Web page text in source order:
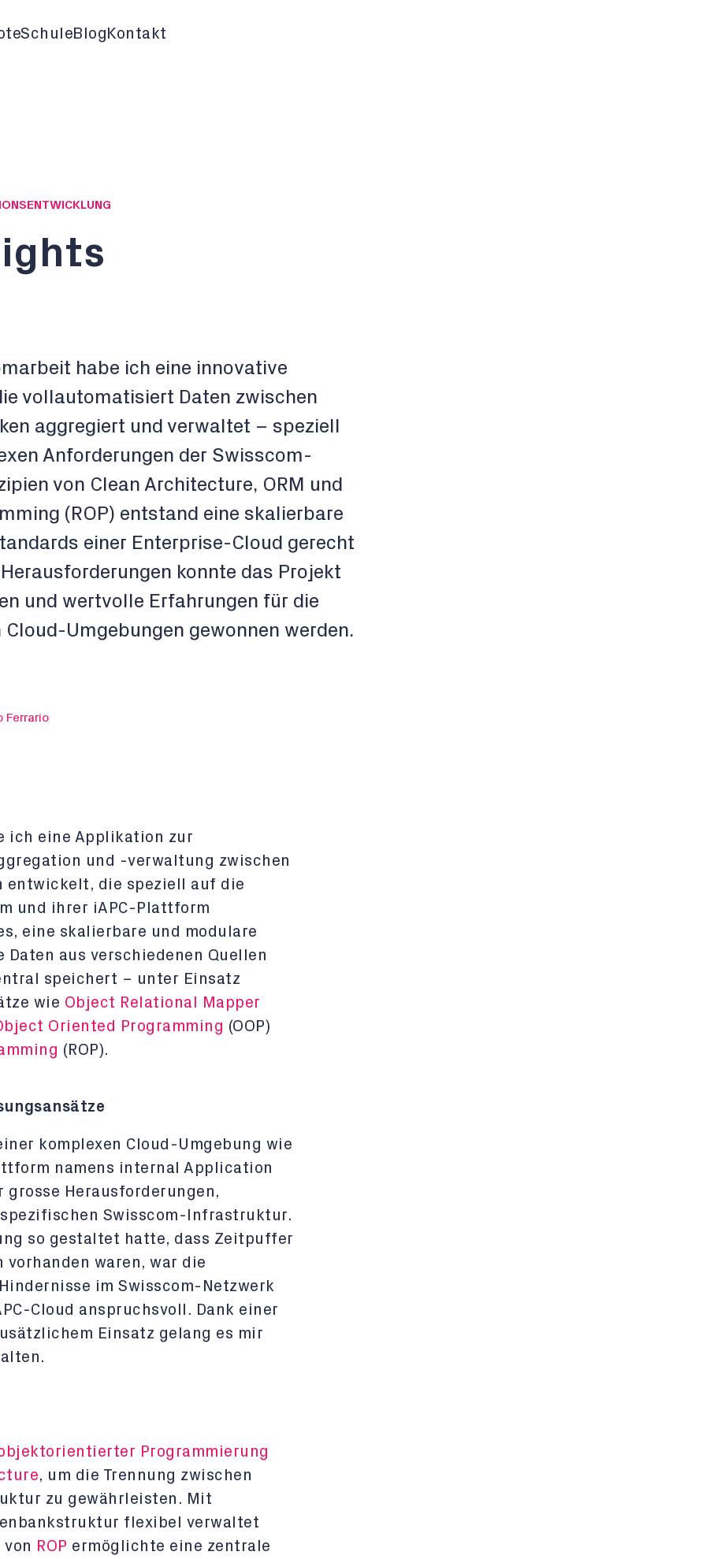
Schule Blog Kontakt
habe ich eine innovative
vollautomatisiert Daten zwischen
aggregiert und verwaltet – speziell
Anforderungen der Swisscom-
von Clean Architecture, ORM und
(ROP) entstand eine skalierbare
einer Enterprise-Cloud gerecht
konnte das Projekt
und wertvolle Erfahrungen für die
Umgebungen gewonnen werden.
Ferrario
ich eine Applikation zur
und -verwaltung zwischen
entwickelt, die speziell auf die
und ihrer iAPC-Plattform
eine skalierbare und modulare
aus verschiedenen Quellen
speichert – unter Einsatz
wie Object Relational Mapper
Oriented Programming (OOP)
(ROP).
komplexen Cloud-Umgebung wie
namens internal Application
grosse Herausforderungen,
Swisscom-Infrastruktur.
so gestaltet hatte, dass Zeitpuffer
waren, war die
im Swisscom-Netzwerk
Cloud anspruchsvoll. Dank einer
Einsatz gelang es mir
Programmierung
, um die Trennung zwischen
zu gewährleisten. Mit
flexibel verwaltet
ROP ermöglichte eine zentrale